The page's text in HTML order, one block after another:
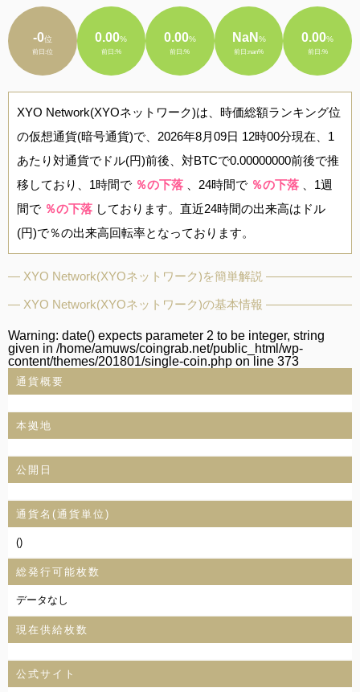
-0位
前日:位
0.00%
前日:%
0.00%
前日:%
NaN %
前日:nan%
0.00%
前日:%
XYO Network(XYOネットワーク)は、時価総額ランキング位
の仮想通貨(暗号通貨)で、2026年8月09日 12時00分現在、1
あたり対通貨でドル(円)前後、対BTCで0.00000000前後で推
移しており、1時間で ％の下落 、24時間で ％の下落
、1週
間で ％の下落 しております。直近24時間の出来高はドル
(円)で％の出来高回転率となっております。
XYO Network(XYOネットワーク)を簡単解説
XYO Network(XYOネットワーク)の基本情報
Warning: date() expects parameter 2 to be integer, string
given in /home/amuws/coingrab.net/public_html/wp-
content/themes/201801/single-coin.php on line 373
通貨概要
本拠地
公開日
通貨名(通貨単位)
()
総発行可能枚数
データなし
現在供給枚数
公式サイト